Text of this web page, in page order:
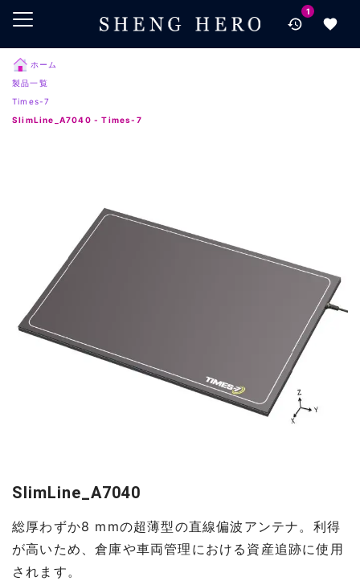
メインコンテンツにスキップ
検索にスキップ
フッターにスキップ
1
ホーム
製品一覧
Times-7
SlimLine_A7040 - Times-7
SlimLine_A7040
総厚わずか8 mmの超薄型の直線偏波アンテナ。利得
が高いため、倉庫や車両管理における資産追跡に使用
されます。